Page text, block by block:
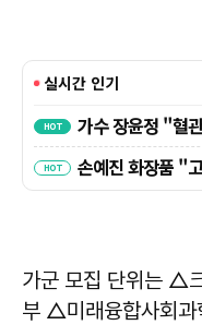
가군 모집 단위는 △
부 △미래융합사회